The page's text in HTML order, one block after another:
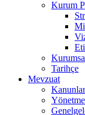
Kurum
Tarihçe
Mevzuat
Kanunlar